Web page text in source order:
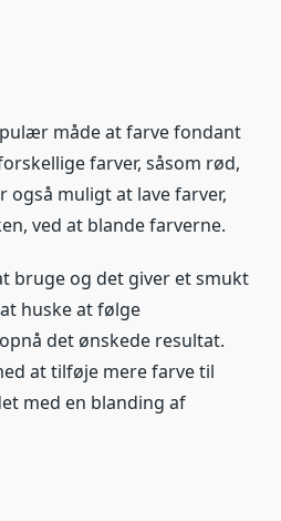
måde at farve fondant
farver, såsom rød,
også muligt at lave farver,
ved at blande farverne.
bruge og det giver et smukt
huske at følge
det ønskede resultat.
at tilføje mere farve til
med en blanding af